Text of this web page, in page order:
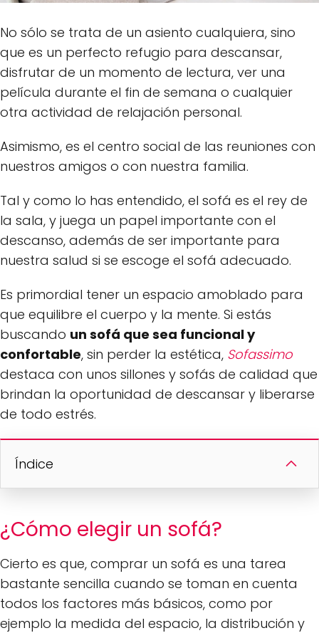
No sólo se trata de un asiento cualquiera, sino
que es un perfecto refugio para descansar,
disfrutar de un momento de lectura, ver una
película durante el fin de semana o cualquier
otra actividad de relajación personal.
Asimismo, es el centro social de las reuniones con
nuestros amigos o con nuestra familia.
Tal y como lo has entendido, el sofá es el rey de
la sala, y juega un papel importante con el
descanso, además de ser importante para
nuestra salud si se escoge el sofá adecuado.
Es primordial tener un espacio amoblado para
que equilibre el cuerpo y la mente. Si estás
buscando un sofá que sea funcional y
confortable, sin perder la estética, Sofassimo
destaca con unos sillones y sofás de calidad que
brindan la oportunidad de descansar y liberarse
de todo estrés.
Índice
¿Cómo elegir un sofá?
Cierto es que, comprar un sofá es una tarea
bastante sencilla cuando se toman en cuenta
todos los factores más básicos, como por
ejemplo la medida del espacio, la distribución y